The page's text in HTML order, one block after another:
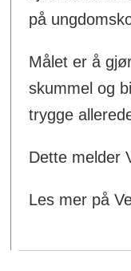
på
Målet er å
skummel og
trygge
Dette melder
Les mer på